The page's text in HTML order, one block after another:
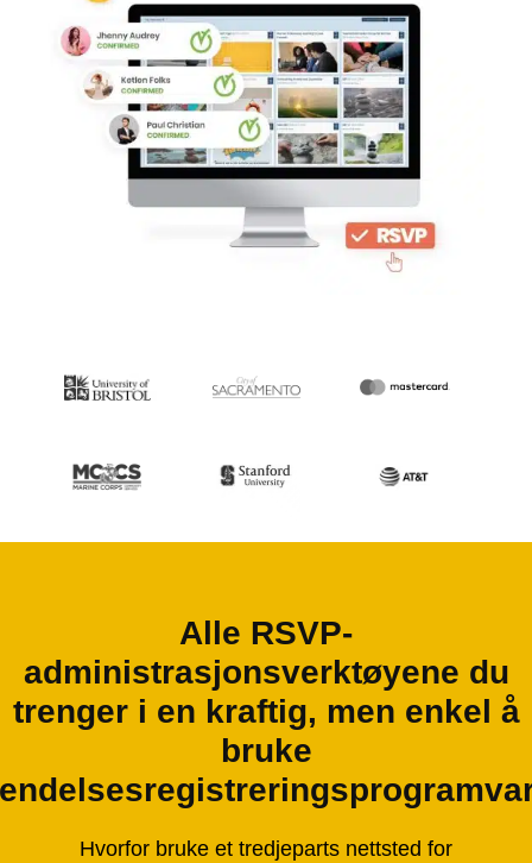
Alle RSVP-
administrasjonsverktøyene du
trenger i en kraftig, men enkel å
bruke
Hvorfor bruke et tredjeparts nettsted for